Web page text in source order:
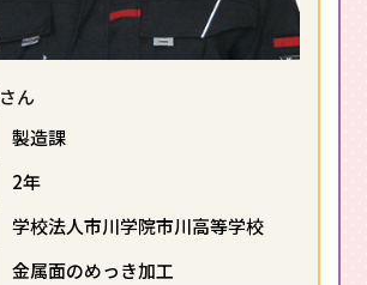
さん
製造課
2年
学校法人市川学院市川高等学校
金属面のめっき加工